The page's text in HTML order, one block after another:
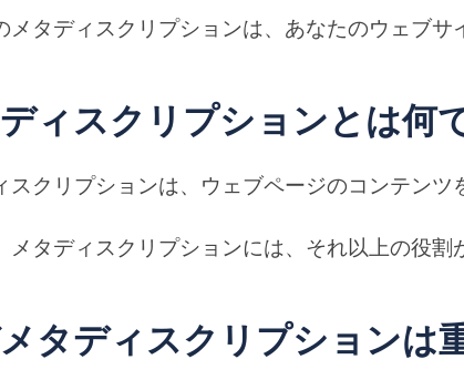
メタディスクリプションは、あなたのウェブ
ィスクリプションとは何
スクリプションは、ウェブページのコンテン
メタディスクリプションには、それ以上の役割
タディスクリプションは